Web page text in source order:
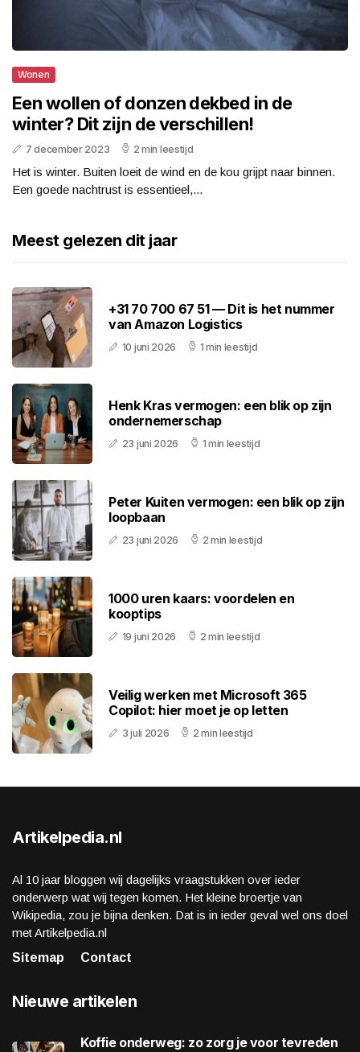
Wonen
Een wollen of donzen dekbed in de
winter? Dit zijn de verschillen!
7 december 2023 2 min leestijd
Het is winter. Buiten loeit de wind en de kou grijpt naar binnen.
Een goede nachtrust is essentieel,...
Meest gelezen dit jaar
+31 70 700 67 51 — Dit is het nummer
van Amazon Logistics
10 juni 2026 1 min leestijd
Henk Kras vermogen: een blik op zijn
ondernemerschap
23 juni 2026 1 min leestijd
Peter Kuiten vermogen: een blik op zijn
loopbaan
23 juni 2026 2 min leestijd
1000 uren kaars: voordelen en
kooptips
19 juni 2026 2 min leestijd
Veilig werken met Microsoft 365
Copilot: hier moet je op letten
3 juli 2026 2 min leestijd
Artikelpedia.nl
Al 10 jaar bloggen wij dagelijks vraagstukken over ieder
onderwerp wat wij tegen komen. Het kleine broertje van
Wikipedia, zou je bijna denken. Dat is in ieder geval wel ons doel
met Artikelpedia.nl
Sitemap
Contact
Nieuwe artikelen
Koffie onderweg: zo zorg je voor tevreden